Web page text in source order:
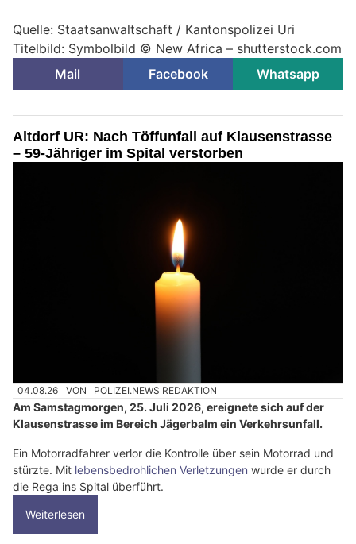
Quelle: Staatsanwaltschaft / Kantonspolizei Uri
Titelbild: Symbolbild © New Africa – shutterstock.com
Mail
Facebook Whatsapp
Altdorf UR: Nach Töffunfall auf Klausenstrasse
– 59-Jähriger im Spital verstorben
04.08.26 VON POLIZEI.NEWS REDAKTION
Am Samstagmorgen, 25. Juli 2026, ereignete sich auf der
Klausenstrasse im Bereich Jägerbalm ein Verkehrsunfall.
Ein Motorradfahrer verlor die Kontrolle über sein Motorrad und
stürzte. Mit lebensbedrohlichen Verletzungen wurde er durch
die Rega ins Spital überführt.
Weiterlesen